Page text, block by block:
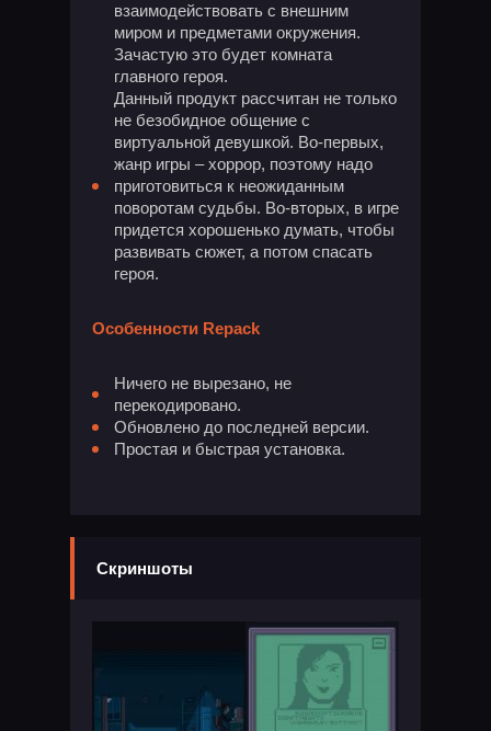
взаимодействовать с внешним
миром и предметами окружения.
Зачастую это будет комната
главного героя.
Данный продукт рассчитан не только
не безобидное общение с
виртуальной девушкой. Во-первых,
жанр игры – хоррор, поэтому надо
приготовиться к неожиданным
поворотам судьбы. Во-вторых, в игре
придется хорошенько думать, чтобы
развивать сюжет, а потом спасать
героя.
Особенности Repack
Ничего не вырезано, не
перекодировано.
Обновлено до последней версии.
Простая и быстрая установка.
Скриншоты